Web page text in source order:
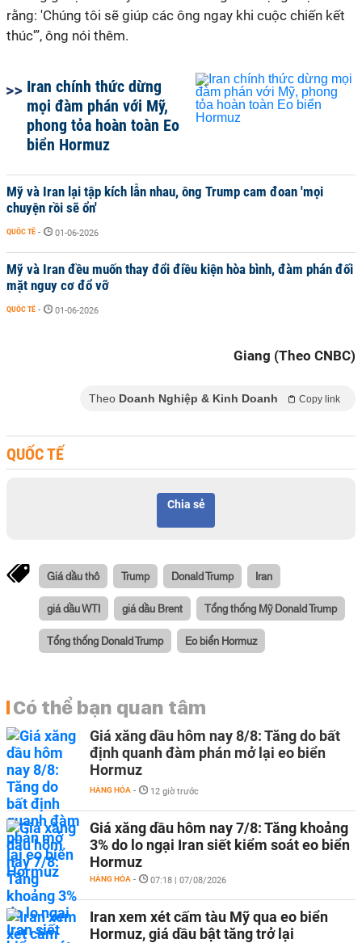
rằng: 'Chúng tôi sẽ giúp các ông ngay khi cuộc chiến kết
thúc'”, ông nói thêm.
Iran chính thức dừng
mọi đàm phán với Mỹ,
phong tỏa hoàn toàn Eo
biển Hormuz
Mỹ và Iran lại tập kích lẫn nhau, ông Trump cam đoan 'mọi
chuyện rồi sẽ ổn'
QUỐC TẾ - 01-06-2026
Mỹ và Iran đều muốn thay đổi điều kiện hòa bình, đàm phán đối
mặt nguy cơ đổ vỡ
QUỐC TẾ - 01-06-2026
Giang (Theo CNBC)
Theo Doanh Nghiệp & Kinh Doanh Copy link
QUỐC TẾ
Chia sẻ
Giá dầu thô Trump Donald Trump Iran
giá dầu WTI giá dầu Brent Tổng thống Mỹ Donald Trump
Tổng thống Donald Trump Eo biển Hormuz
Có thể bạn quan tâm
Giá xăng dầu hôm nay 8/8: Tăng do bất
định quanh đàm phán mở lại eo biển
Hormuz
HÀNG HÓA - 12 giờ trước
Giá xăng dầu hôm nay 7/8: Tăng khoảng
3% do lo ngại Iran siết kiểm soát eo biển
Hormuz
HÀNG HÓA - 07:18 | 07/08/2026
Iran xem xét cấm tàu Mỹ qua eo biển
Hormuz, giá dầu bật tăng trở lại